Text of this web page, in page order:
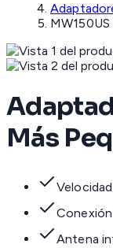
MW150US
Más
Antena